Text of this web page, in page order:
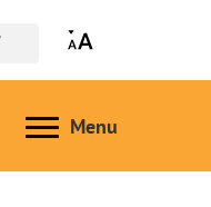
Hoofdmenu